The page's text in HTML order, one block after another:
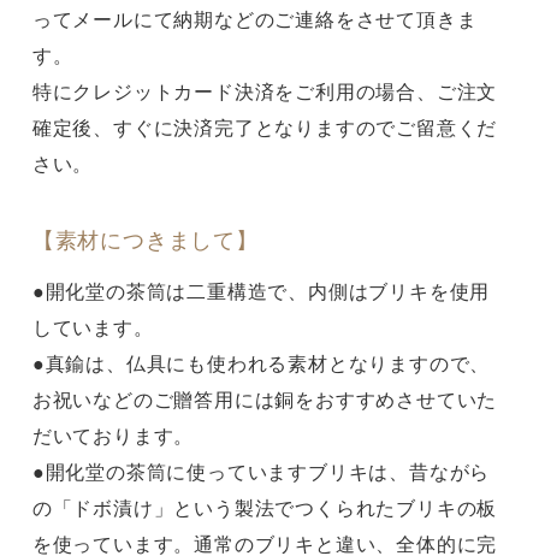
ってメールにて納期などのご連絡をさせて頂きま
す。
特にクレジットカード決済をご利用の場合、ご注文
確定後、すぐに決済完了となりますのでご留意くだ
さい。
【素材につきまして】
●開化堂の茶筒は二重構造で、内側はブリキを使用
しています。
●真鍮は、仏具にも使われる素材となりますので、
お祝いなどのご贈答用には銅をおすすめさせていた
だいております。
●開化堂の茶筒に使っていますブリキは、昔ながら
の「ドボ漬け」という製法でつくられたブリキの板
を使っています。通常のブリキと違い、全体的に完